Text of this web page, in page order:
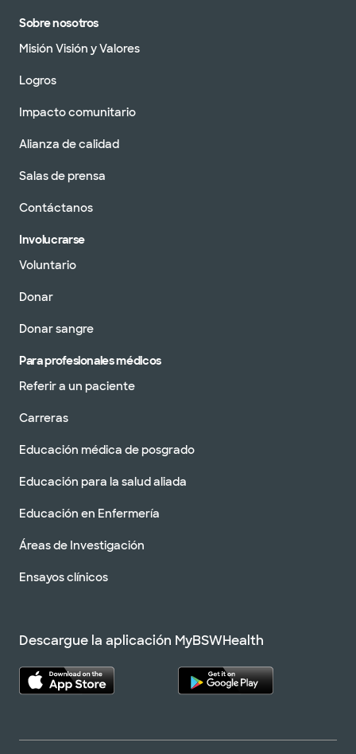
Sobre nosotros
Misión Visión y Valores
Logros
Impacto comunitario
Alianza de calidad
Salas de prensa
Contáctanos
Involucrarse
Voluntario
Donar
Donar sangre
Para profesionales médicos
Referir a un paciente
Carreras
Educación médica de posgrado
Educación para la salud aliada
Educación en Enfermería
Áreas de Investigación
Ensayos clínicos
Descargue la aplicación MyBSWHealth